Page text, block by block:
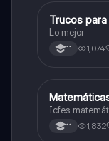
Química
Trucos
Lo mejor
11 1,074
ICFES:
Icfes
11 1,832